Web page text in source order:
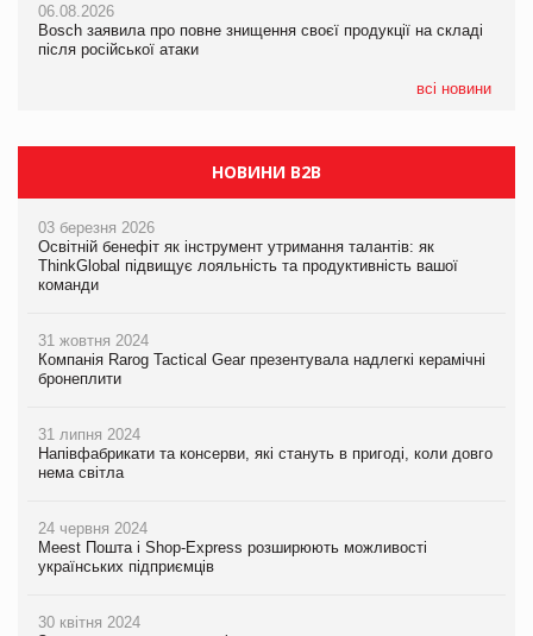
06.08.2026
Bosch заявила про повне знищення своєї продукції на складі
після російської атаки
всі новини
новинки від ТМ ТОКЕРИ
Сергій Лісунов про заморожені хлібобулочні вироби на
06.08.2026
Bosch заявила про повне знищення своєї продукції на складі
після російської атаки
НОВИНИ B2B
03 березня 2026
Освітній бенефіт як інструмент утримання талантів: як
ThinkGlobal підвищує лояльність та продуктивність вашої
команди
31 жовтня 2024
Компанія Rarog Tactical Gear презентувала надлегкі керамічні
бронеплити
31 липня 2024
Напівфабрикати та консерви, які стануть в пригоді, коли довго
нема світла
24 червня 2024
Meest Пошта і Shop-Express розширюють можливості
українських підприємців
30 квітня 2024